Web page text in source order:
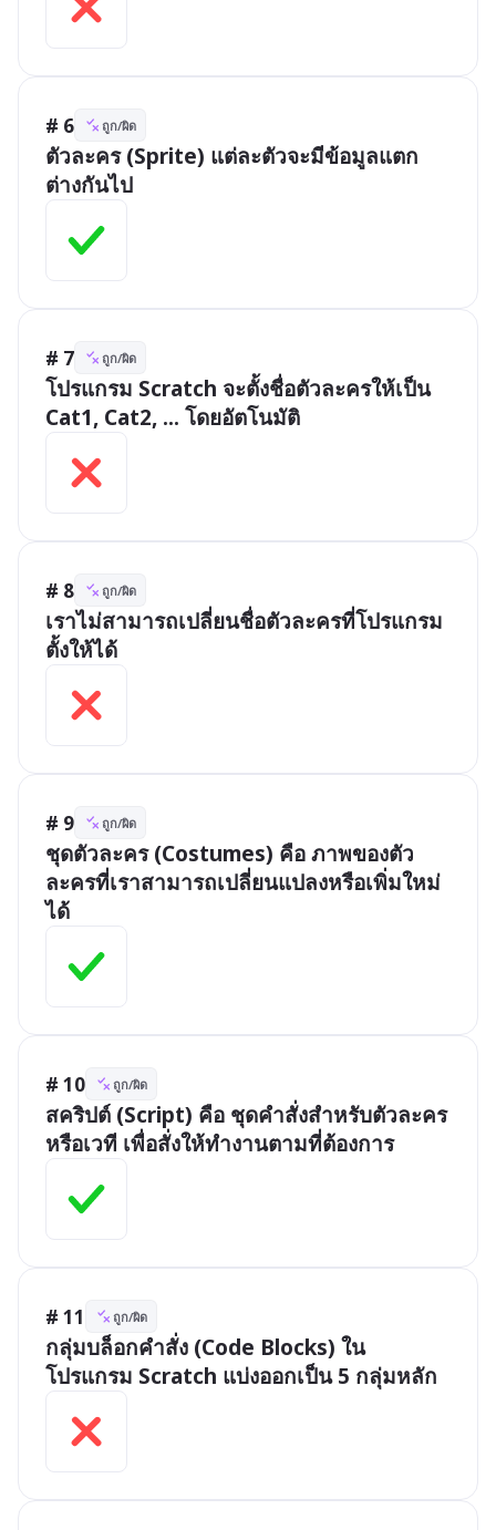
# 6 ถูก/ผิด
ตัวละคร (Sprite) แต่ละตัวจะมีข้อมูลแตก
ต่างกันไป
# 7 ถูก/ผิด
โปรแกรม Scratch จะตั้งชื่อตัวละครให้เป็น
Cat1, Cat2, ... โดยอัตโนมัติ
# 8 ถูก/ผิด
เราไม่สามารถเปลี่ยนชื่อตัวละครที่โปรแกรม
ตั้งให้ได้
# 9 ถูก/ผิด
ชุดตัวละคร (Costumes) คือ ภาพของตัว
ละครที่เราสามารถเปลี่ยนแปลงหรือเพิ่มใหม่
ได้
# 10 ถูก/ผิด
สคริปต์ (Script) คือ ชุดคำสั่งสำหรับตัวละคร
หรือเวที เพื่อสั่งให้ทำงานตามที่ต้องการ
# 11 ถูก/ผิด
กลุ่มบล็อกคำสั่ง (Code Blocks) ใน
โปรแกรม Scratch แบ่งออกเป็น 5 กลุ่มหลัก